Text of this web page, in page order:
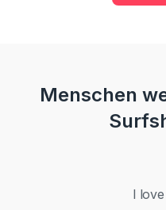
Menschen
I